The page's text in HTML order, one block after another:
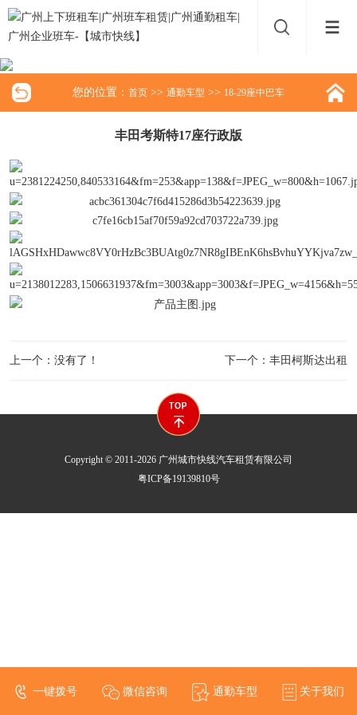
您的位置： 首页 >> 通勤车型 >> 18-29座中巴车
丰田考斯特17座行政版
上一个：没有了！ 下一个：丰田柯斯达出租
Copyright © 2011-2026 广州城市快线汽车租赁有限公司
粤ICP备19139810号
一键拨号 微信咨询 通勤车型 关于我们